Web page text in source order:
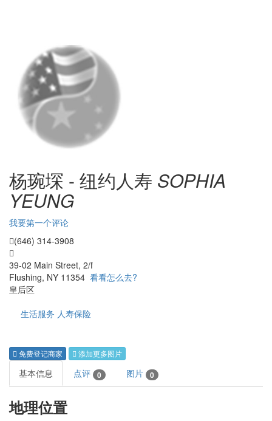
杨琬堔 - 纽约人寿 SOPHIA
YEUNG
我要第一个评论
(646) 314-3908
39-02 Main Street, 2/f
Flushing, NY 11354 看看怎么去?
皇后区
生活服务 人寿保险
免费登记商家 添加更多图片
基本信息 点评 0 图片 0
地理位置